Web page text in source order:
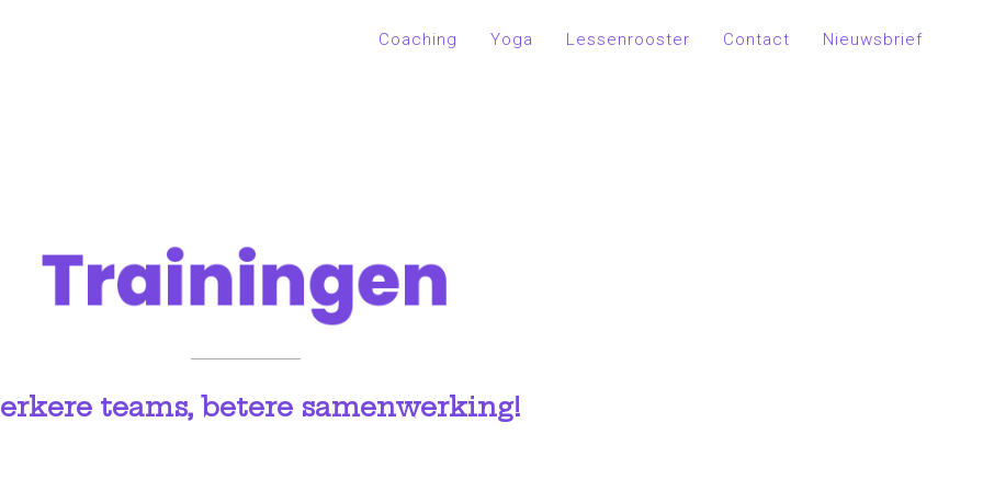
Coaching Yoga Lessenrooster Contact Nieuwsbrief
Trainingen
teams, betere samenwerking!